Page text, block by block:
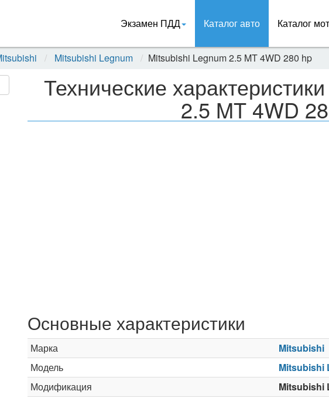
Экзамен ПДД Каталог авто Каталог
Mitsubishi Legnum Mitsubishi Legnum 2.5 MT 4WD 280 hp
Технические
2.5 MT 4WD
Основные характеристики
Марка
Mitsubishi
Модель
Mitsubishi
Модификация
Mitsubishi